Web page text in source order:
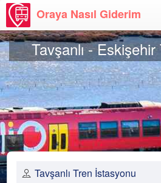
Oraya Nasıl Giderim
Tavşanlı -